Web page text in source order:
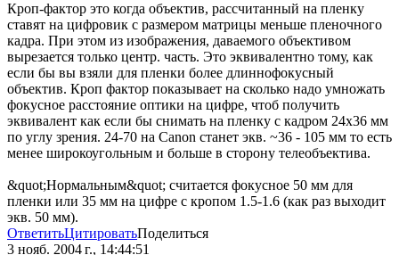
Кроп-фактор это когда объектив, рассчитанный на пленку
ставят на цифровик с размером матрицы меньше пленочного
кадра. При этом из изображения, даваемого объективом
вырезается только центр. часть. Это эквивалентно тому, как
если бы вы взяли для пленки более длиннофокусный
объектив. Кроп фактор показывает на сколько надо умножать
фокусное расстояние оптики на цифре, чтоб получить
эквивалент как если бы снимать на пленку с кадром 24х36 мм
по углу зрения. 24-70 на Canon станет экв. ~36 - 105 мм то есть
менее широкоугольным и больше в сторону телеобъектива.
&quot;Нормальным&quot; считается фокусное 50 мм для
пленки или 35 мм на цифре с кропом 1.5-1.6 (как раз выходит
экв. 50 мм).
ОтветитьЦитироватьПоделиться
3 нояб. 2004 г., 14:44:51